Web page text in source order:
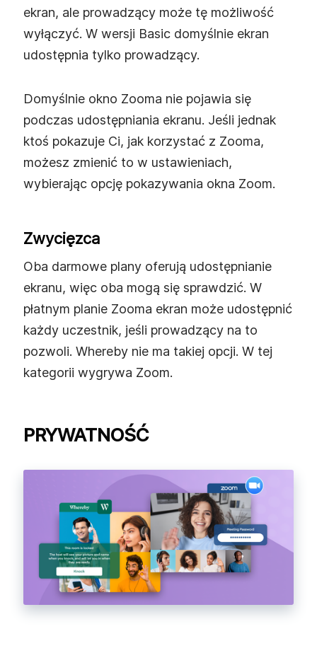
ekran, ale prowadzący może tę możliwość
wyłączyć. W wersji Basic domyślnie ekran
udostępnia tylko prowadzący.
Domyślnie okno Zooma nie pojawia się
podczas udostępniania ekranu. Jeśli jednak
ktoś pokazuje Ci, jak korzystać z Zooma,
możesz zmienić to w ustawieniach,
wybierając opcję pokazywania okna Zoom.
Zwycięzca
Oba darmowe plany oferują udostępnianie
ekranu, więc oba mogą się sprawdzić. W
płatnym planie Zooma ekran może udostępnić
każdy uczestnik, jeśli prowadzący na to
pozwoli. Whereby nie ma takiej opcji. W tej
kategorii wygrywa Zoom.
PRYWATNOŚĆ